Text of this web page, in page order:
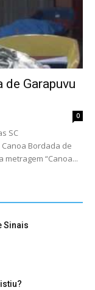
de Garapuvu
0
SC
Bordada de
“Canoa...
Sinais